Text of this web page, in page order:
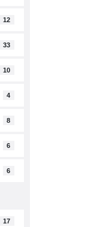
12
33
10
4
8
6
6
17